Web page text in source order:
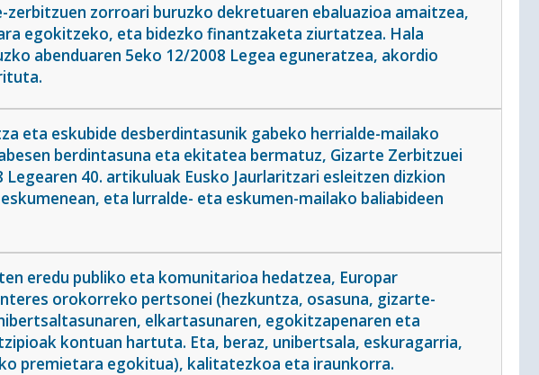
zerbitzuen zorroari buruzko dekretuaren ebaluazioa amaitzea,
egokitzeko, eta bidezko finantzaketa ziurtatzea. Hala
abenduaren 5eko 12/2008 Legea eguneratzea, akordio
eta eskubide desberdintasunik gabeko herrialde-mailako
berdintasuna eta ekitatea bermatuz, Gizarte Zerbitzuei
40. artikuluak Eusko Jaurlaritzari esleitzen dizkion
eta lurralde- eta eskumen-mailako baliabideen
eredu publiko eta komunitarioa hedatzea, Europar
orokorreko pertsonei (hezkuntza, osasuna, gizarte-
elkartasunaren, egokitzapenaren eta
kontuan hartuta. Eta, beraz, unibertsala, eskuragarria,
premietara egokitua), kalitatezkoa eta iraunkorra.